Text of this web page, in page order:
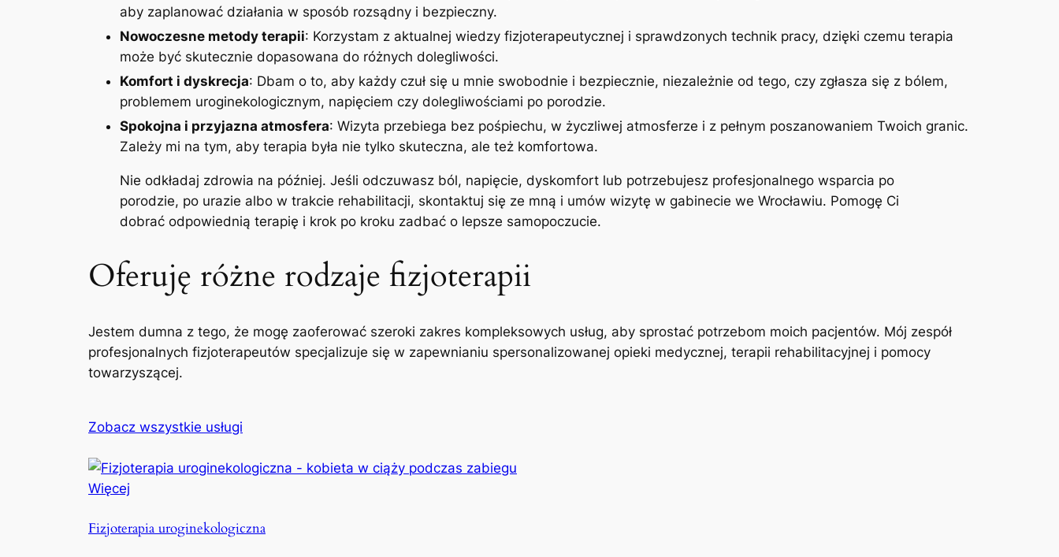
aby zaplanować działania w sposób rozsądny i bezpieczny.
Nowoczesne metody terapii: Korzystam z aktualnej wiedzy fizjoterapeutycznej i sprawdzonych technik pracy, dzięki czemu terapia
może być skutecznie dopasowana do różnych dolegliwości.
Komfort i dyskrecja: Dbam o to, aby każdy czuł się u mnie swobodnie i bezpiecznie, niezależnie od tego, czy zgłasza się z bólem,
problemem uroginekologicznym, napięciem czy dolegliwościami po porodzie.
Spokojna i przyjazna atmosfera: Wizyta przebiega bez pośpiechu, w życzliwej atmosferze i z pełnym poszanowaniem Twoich granic.
Zależy mi na tym, aby terapia była nie tylko skuteczna, ale też komfortowa.
Nie odkładaj zdrowia na później. Jeśli odczuwasz ból, napięcie, dyskomfort lub potrzebujesz profesjonalnego wsparcia po
porodzie, po urazie albo w trakcie rehabilitacji, skontaktuj się ze mną i umów wizytę w gabinecie we Wrocławiu. Pomogę Ci
dobrać odpowiednią terapię i krok po kroku zadbać o lepsze samopoczucie.
Oferuję różne rodzaje fizjoterapii
Jestem dumna z tego, że mogę zaoferować szeroki zakres kompleksowych usług, aby sprostać potrzebom moich pacjentów. Mój zespół
profesjonalnych fizjoterapeutów specjalizuje się w zapewnianiu spersonalizowanej opieki medycznej, terapii rehabilitacyjnej i pomocy
towarzyszącej.
Zobacz wszystkie usługi
Więcej
Fizjoterapia uroginekologiczna